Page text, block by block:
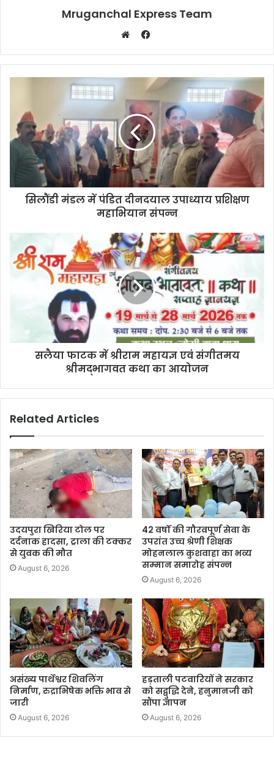
Mruganchal Express Team
Facebook
सिलौंडी मंडल में पंडित दीनदयाल उपाध्याय प्रशिक्षण
महाभियान संपन्न
सलैया फाटक में श्रीराम महायज्ञ एवं संगीतमय
श्रीमद्भागवत कथा का आयोजन
Related Articles
उदयपुरा खिरिया टोल पर
दर्दनाक हादसा, ट्राला की टक्कर
से युवक की मौत
August 6, 2026
42 वर्षों की गौरवपूर्ण सेवा के
उपरांत उच्च श्रेणी शिक्षक
मोहनलाल कुशवाहा का भव्य
सम्मान समारोह संपन्न
August 6, 2026
असंख्य पार्थेश्वर शिवलिंग
निर्माण, रुद्राभिषेक भक्ति भाव से
जारी
August 6, 2026
हड़ताली पटवारियों ने सरकार
को सद्बुद्धि देने, हनुमानजी को
सौंपा ज्ञापन
August 6, 2026